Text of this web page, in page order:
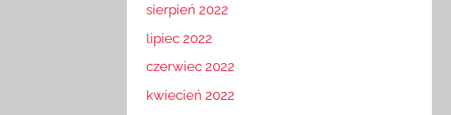
sierpień 2022
lipiec 2022
czerwiec 2022
kwiecień 2022